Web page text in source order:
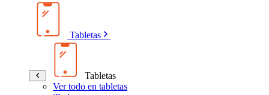
Tabletas
Tabletas
Ver todo en tabletas